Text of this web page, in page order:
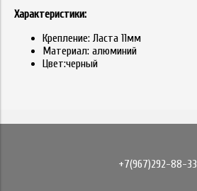
Характеристики:
Крепление: Ласта 11мм
Материал: алюминий
Цвет:черный
+7(967)292-88-33